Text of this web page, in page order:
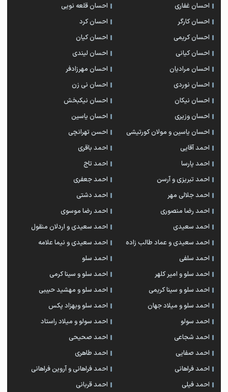
احسان غفاری
احسان قلعه نویی
احسان کارگر
احسان کرد
احسان کریمی
احسان کیان
احسان کیانی
احسان لیندی
احسان مرادیان
احسان مهرزادفر
احسان نوردی
احسان نی زن
احسان نیکان
احسان نیکبخش
احسان وزیری
احسان یاسین
احسان یاسین و مولان کورتیشی
احسن تهرانچی
احمد آقایی
احمد باقری
احمد پارسا
احمد تاج
احمد تبریزی و آرسن
احمد جعفری
احمد جلالی مهر
احمد دشتی
احمد رضا منصوری
احمد رضا موسوی
احمد سعیدی
احمد سعیدی و اردلان منقول
احمد سعیدی و عماد طالب زاده
احمد سعیدی و نیما علامه
احمد سلفی
احمد سلو
احمد سلو و امیر کلهر
احمد سلو و سینا کرمی
احمد سلو و سینا کریمی
احمد سلو و مهشید حبیبی
احمد سلو و میلاد جهان
احمد سلو وبهزاد پکس
احمد سولو
احمد سولو و میلاد راستاد
احمد شجاعی
احمد صحیحی
احمد صفایی
احمد طاهری
احمد فراهانی
احمد فراهانی و آروین فراهانی
احمد فیلی
احمد قربانی